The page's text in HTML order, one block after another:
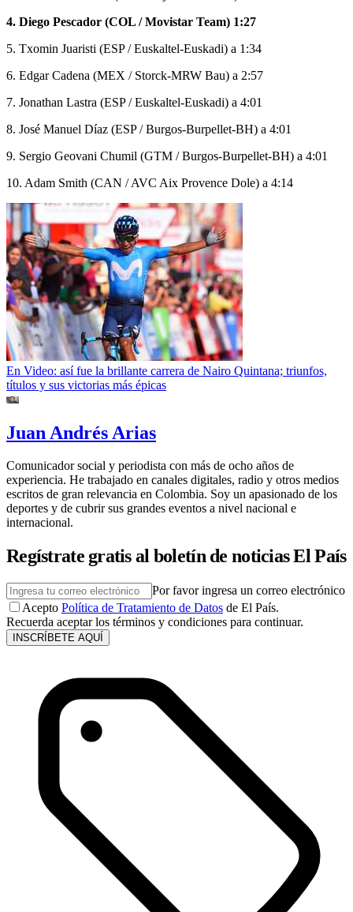
4. Diego Pescador (COL / Movistar Team) 1:27
5. Txomin Juaristi (ESP / Euskaltel-Euskadi) a 1:34
6. Edgar Cadena (MEX / Storck-MRW Bau) a 2:57
7. Jonathan Lastra (ESP / Euskaltel-Euskadi) a 4:01
8. José Manuel Díaz (ESP / Burgos-Burpellet-BH) a 4:01
9. Sergio Geovani Chumil (GTM / Burgos-Burpellet-BH) a 4:01
10. Adam Smith (CAN / AVC Aix Provence Dole) a 4:14
En Video: así fue la brillante carrera de Nairo Quintana; triunfos,
títulos y sus victorias más épicas
Juan Andrés Arias
Comunicador social y periodista con más de ocho años de
experiencia. He trabajado en canales digitales, radio y otros medios
escritos de gran relevancia en Colombia. Soy un apasionado de los
deportes y de cubrir sus grandes eventos a nivel nacional e
internacional.
Regístrate gratis al boletín de noticias El País
Por favor ingresa un correo electrónico
Acepto Política de Tratamiento de Datos de El País.
Recuerda aceptar los términos y condiciones para continuar.
INSCRÍBETE AQUÍ